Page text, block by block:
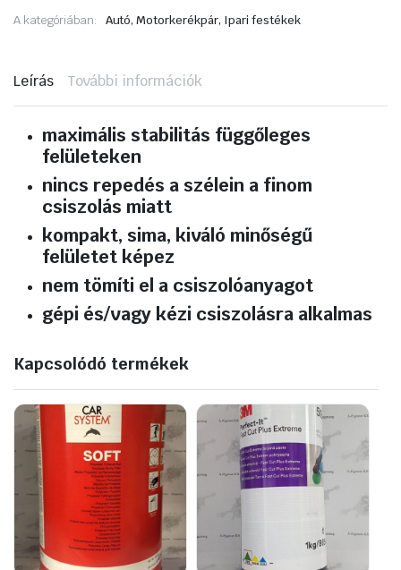
premium
1,8kg
A kategóriában: Autó, Motorkerékpár, Ipari festékek
Leírás További információk
maximális stabilitás függőleges
felületeken
nincs repedés a szélein a finom
csiszolás miatt
kompakt, sima, kiváló minőségű
felületet képez
nem tömíti el a csiszolóanyagot
gépi és/vagy kézi csiszolásra alkalmas
Kapcsolódó termékek